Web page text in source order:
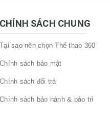
CHÍNH SÁCH CHUNG
Tại sao nên chọn Thể thao 360
Chính sách bảo mật
Chính sách đổi trả
Chính sách bảo hành & bảo trì